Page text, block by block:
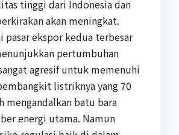
tinggi dari Indonesia dan
akan meningkat.
pasar ekspor kedua terbesar
pertumbuhan
agresif untuk memenuhi
listriknya yang 70
mengandalkan batu bara
energi utama. Namun